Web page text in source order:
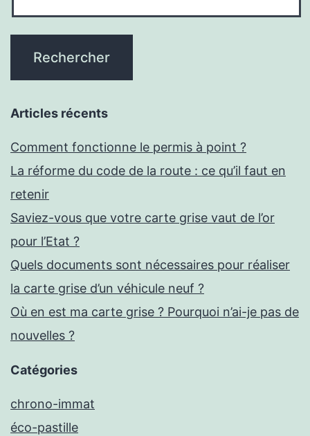
Articles récents
Comment fonctionne le permis à point ?
La réforme du code de la route : ce qu’il faut en
retenir
Saviez-vous que votre carte grise vaut de l’or
pour l’Etat ?
Quels documents sont nécessaires pour réaliser
la carte grise d’un véhicule neuf ?
Où en est ma carte grise ? Pourquoi n’ai-je pas de
nouvelles ?
Catégories
chrono-immat
éco-pastille